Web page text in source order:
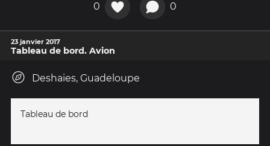
0 0
23 janvier 2017
Tableau de bord. Avion
Deshaies, Guadeloupe
Tableau de bord